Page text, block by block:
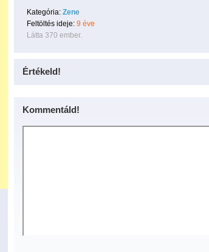
Kategória: Zene
Feltöltés ideje: 9 éve
Látta 370 ember.
Értékeld!
Kommentáld!